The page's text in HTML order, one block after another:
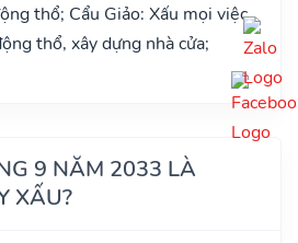
thổ; Cẩu Giảo: Xấu mọi việc,
thổ, xây dựng nhà cửa;
9 NĂM 2033 LÀ
XẤU?